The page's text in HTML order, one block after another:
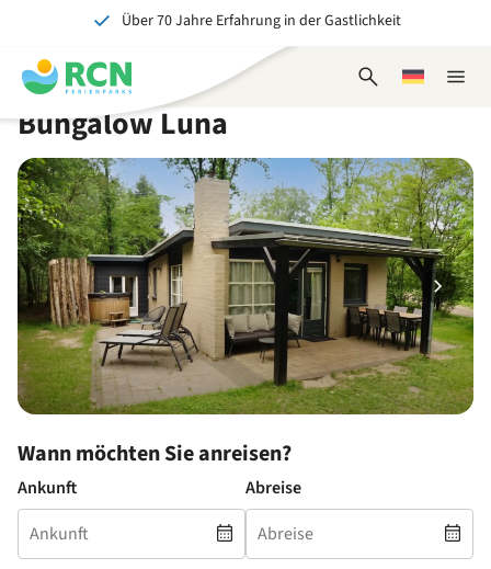
springen
springen
springen
springen
Über 70 Jahre Erfahrung in der Gastlichkeit
Ein tolles Erlebnis für Jung und Alt
Suchformular
Wählen
Bungalow Luna
Wann möchten Sie anreisen?
Ankunft Abreise